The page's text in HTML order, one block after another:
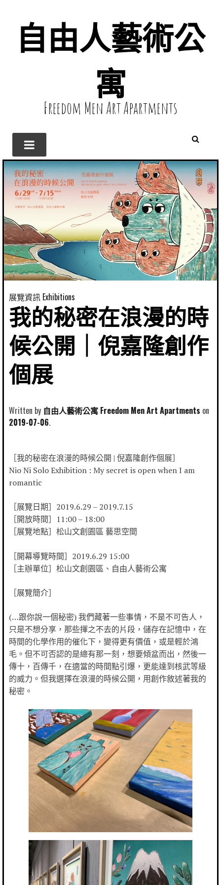
自由人藝術公
寓
Freedom Men Art Apartments
展覽資訊 Exhibitions
我的秘密在浪漫的時
候公開｜倪嘉隆創作
個展
Written by 自由人藝術公寓 Freedom Men Art Apartments
2019-07-06
［我的秘密在浪漫的時候公開 | 倪嘉隆創作個展］
Nio Ni Solo Exhibition : My secret is open when I am
romantic
［展覽日期］2019.6.29 – 2019.7.15
［開放時間］11:00 – 18:00
［展覽地點］松山文創園區 藝思空間
［開幕導覽時間］2019.6.29 15:00
［主辦單位］松山文創園區、自由人藝術公寓
［展覽簡介］
(…跟你說一個秘密) 我們藏著一些事情，不是不可告人，
只是不想分享，那些揮之不去的片段，儲存在記憶中，在
時間的化學作用的催化下，變得更有價值，或是輕於鴻
毛。但不可否認的是總有那一刻，想要傾盆而出，然後一
傳十，百傳千，在適當的時間點引爆，更能達到核武等級
的威力。但我選擇在浪漫的時候公開，用創作敘述著我的
秘密。